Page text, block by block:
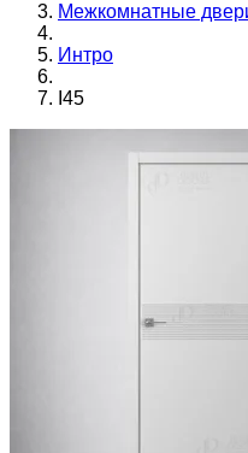
Межкомнатные
Интро
I45